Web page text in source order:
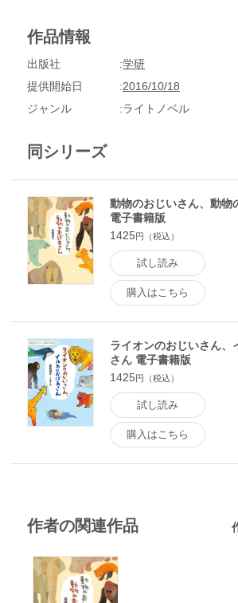
ン、イルカ、キリン、チンパンジー、ウォ
作品情報
出版社
学研
提供開始日
2016/10/18
ジャンル
ライトノベル
同シリーズ
動物のおじいさん、動物
電子書籍版
1425円（税込）
試し読み
購入はこちら
ライオンのおじいさん、
さん 電子書籍版
1425円（税込）
試し読み
購入はこちら
作者の関連作品